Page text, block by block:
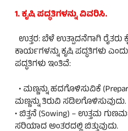
1. ಕೃಷಿ ಪದ್ಧತಿಗಳನ್ನು ವಿವರಿಸಿ.
ಉತ್ತರ: ಬೆಳೆ ಉತ್ಪಾದನೆಗಾಗಿ ರೈತರು
ಕಾರ್ಯಗಳನ್ನು ಕೃಷಿ ಪದ್ಧತಿಗಳು
ಪದ್ಧತಿಗಳು ಇಂತಿವೆ:
• ಮಣ್ಣನ್ನು ಹದಗೊಳಿಸುವಿಕೆ
ಮಣ್ಣನ್ನು ತಿರುವಿ ಸಡಿಲಗೊಳಿಸುವುದು.
• ಬಿತ್ತನೆ (Sowing) – ಉತ್ತಮ
ಸರಿಯಾದ ಅಂತರದಲ್ಲಿ ಬಿತ್ತುವುದು.